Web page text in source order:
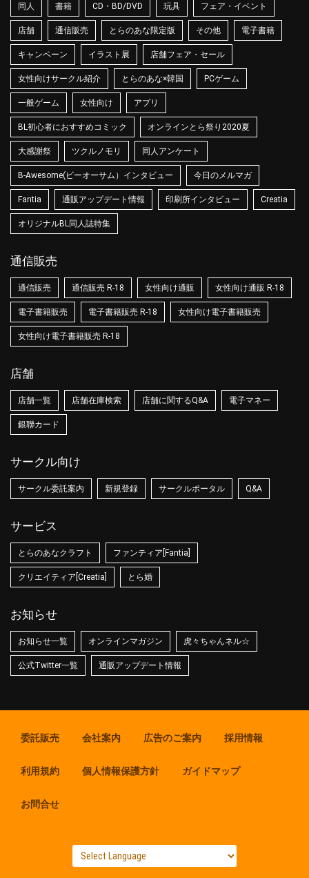
同人 書籍 CD・BD/DVD 玩具 フェア・イベント
店舗 通信販売 とらのあな限定版 その他 電子書籍
キャンペーン イラスト展 店舗フェア・セール
女性向けサークル紹介 とらのあな×韓国 PCゲーム
一般ゲーム 女性向け アプリ
BL初心者におすすめコミック オンラインとら祭り2020夏
大感謝祭 ツクルノモリ 同人アンケート
B-Awesome(ビーオーサム）インタビュー 今日のメルマガ
Fantia 通販アップデート情報 印刷所インタビュー Creatia
オリジナルBL同人誌特集
通信販売
通信販売 通信販売 R-18 女性向け通販 女性向け通販 R-18
電子書籍販売 電子書籍販売 R-18 女性向け電子書籍販売
女性向け電子書籍販売 R-18
店舗
店舗一覧 店舗在庫検索 店舗に関するQ&A 電子マネー
銀聯カード
サークル向け
サークル委託案内 新規登録 サークルポータル Q&A
サービス
とらのあなクラフト ファンティア[Fantia]
クリエイティア[Creatia] とら婚
お知らせ
お知らせ一覧 オンラインマガジン 虎々ちゃんネル☆
公式Twitter一覧 通販アップデート情報
委託販売 会社案内 広告のご案内 採用情報
利用規約 個人情報保護方針 ガイドマップ
お問合せ